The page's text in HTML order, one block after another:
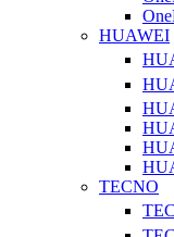
HUAWEI
TECNO